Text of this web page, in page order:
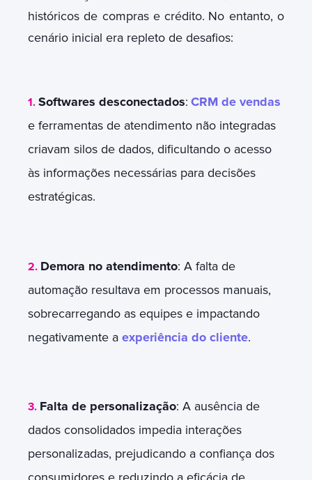
históricos de compras e crédito. No entanto, o
cenário inicial era repleto de desafios:
1. Softwares desconectados: CRM de vendas
e ferramentas de atendimento não integradas
criavam silos de dados, dificultando o acesso
às informações necessárias para decisões
estratégicas.
2. Demora no atendimento: A falta de
automação resultava em processos manuais,
sobrecarregando as equipes e impactando
negativamente a experiência do cliente.
3. Falta de personalização: A ausência de
dados consolidados impedia interações
personalizadas, prejudicando a confiança dos
consumidores e reduzindo a eficácia de